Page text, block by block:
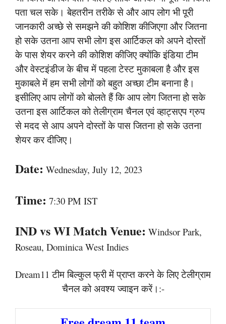
पता चल सके। बेहतरीन तरीके से और आप लोग भी पूरी
जानकारी अच्छे से समझने की कोशिश कीजिएगा और जितना
हो सके उतना आप सभी लोग इस आर्टिकल को अपने दोस्तों
के पास शेयर करने की कोशिश कीजिए क्योंकि इंडिया टीम
और वेस्टइंडीज के बीच में पहला टेस्ट मुकाबला है और इस
मुकाबले में हम सभी लोगों को बहुत अच्छा टीम बनाना है।
इसीलिए आप लोगों को बोलते हैं कि आप लोग जितना हो सके
उतना इस आर्टिकल को तेलीग्राम चैनल एवं व्हाट्सएप ग्रुप
से मदद से आप अपने दोस्तों के पास जितना हो सके उतना
शेयर कर दीजिए।
Date: Wednesday, July 12, 2023
Time: 7:30 PM IST
IND vs WI Match Venue: Windsor Park,
Roseau, Dominica West Indies
Dream11 टीम बिल्कुल फ्री में प्राप्त करने के लिए टेलीग्राम
चैनल को अवश्य ज्वाइन करें।:-